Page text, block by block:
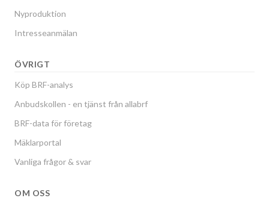
Nyproduktion
Intresseanmälan
ÖVRIGT
Köp BRF-analys
Anbudskollen - en tjänst från allabrf
BRF-data för företag
Mäklarportal
Vanliga frågor & svar
OM OSS